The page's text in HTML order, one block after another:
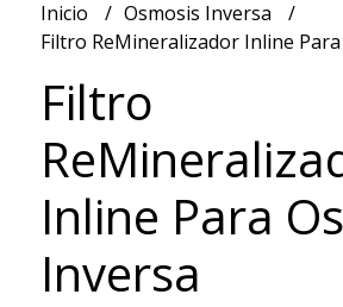
Inicio
Osmosis Inversa
Filtro ReMineralizador Inline
Filtro
Inline Para
Inversa